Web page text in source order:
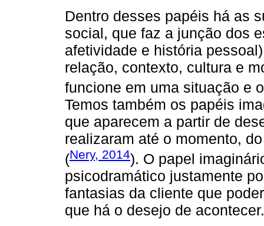
Dentro desses papéis há as
social, que faz a junção dos
afetividade e história
relação, contexto, cultura e
funcione em uma situação e
Temos também os papéis
que aparecem a partir de
realizaram até o momento,
(Nery, 2014). O papel
psicodramático justamente
fantasias da cliente que
que há o desejo de acontecer.